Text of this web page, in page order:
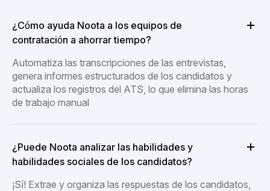
¿Cómo ayuda Noota a los equipos de
contratación a ahorrar tiempo?
Automatiza las transcripciones de las entrevistas,
genera informes estructurados de los candidatos y
actualiza los registros del ATS, lo que elimina las horas
de trabajo manual
¿Puede Noota analizar las habilidades y
habilidades sociales de los candidatos?
¡Sí! Extrae y organiza las respuestas de los candidatos,